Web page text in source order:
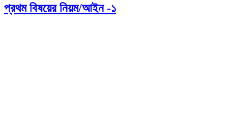
প্রথম বিষয়ের নিয়ম/আইন -১